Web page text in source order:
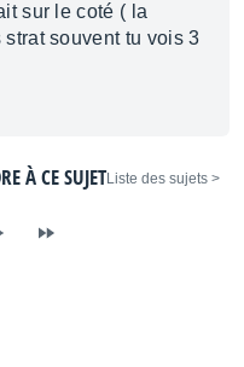
sur le coté ( la
souvent tu vois 3
< Liste des sujets
À CE SUJET